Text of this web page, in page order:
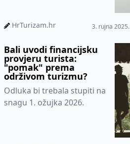
HrTurizam.hr 3. rujna 2025.
Bali uvodi financijsku
provjeru turista:
"pomak" prema
održivom turizmu?
Odluka bi trebala stupiti na
snagu 1. ožujka 2026.